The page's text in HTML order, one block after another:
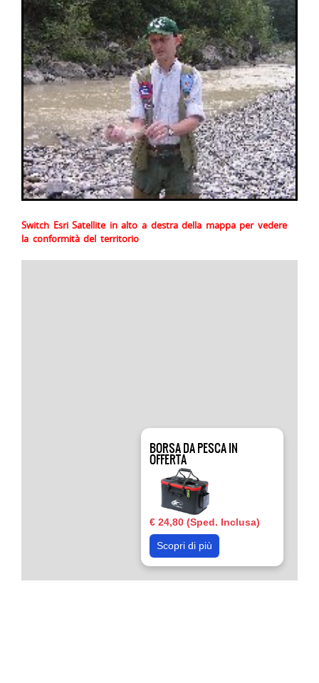
Switch Esri Satellite in alto a destra della mappa per vedere
la conformità del territorio
BORSA DA PESCA IN
OFFERTA
€ 24,80 (Sped. Inclusa)
Scopri di più